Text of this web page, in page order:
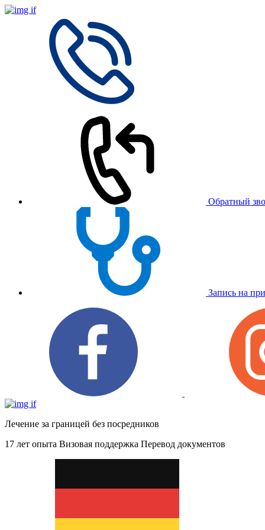
Обратный
Запись на
Лечение за границей без посредников
17 лет опыта Визовая поддержка Перевод документов